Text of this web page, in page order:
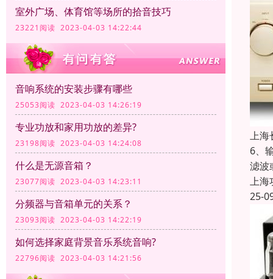
室外广场、体育馆等场所的拾音技巧
23221阅读 2023-04-03 14:22:44
音响系统的安装步骤有哪些
25053阅读 2023-04-03 14:26:19
专业功放和家用功放的差异?
23198阅读 2023-04-03 14:24:08
什么是无源音箱？
23077阅读 2023-04-03 14:23:11
分频器与音箱单元的关系？
23093阅读 2023-04-03 14:22:19
如何选择家庭背景音乐系统音响?
22796阅读 2023-04-03 14:21:56
上海
6、
滤波
上海
25-